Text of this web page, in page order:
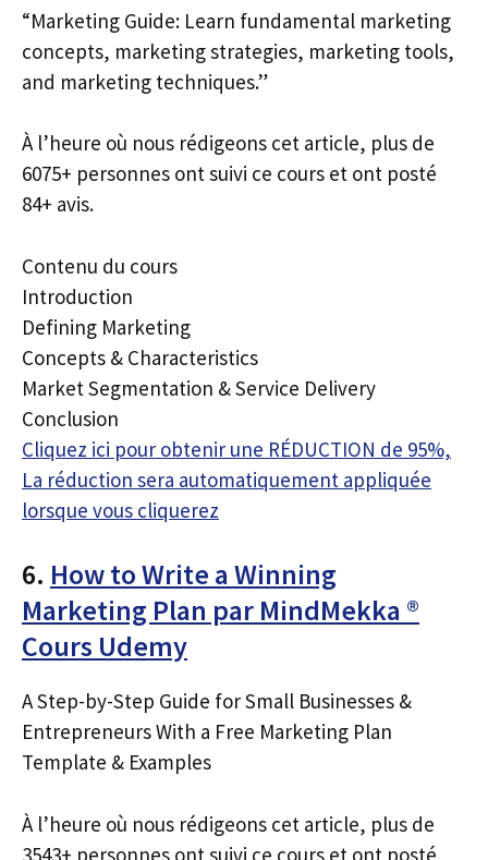
“Marketing Guide: Learn fundamental marketing
concepts, marketing strategies, marketing tools,
and marketing techniques.”
À l’heure où nous rédigeons cet article, plus de
6075+ personnes ont suivi ce cours et ont posté
84+ avis.
Contenu du cours
Introduction
Defining Marketing
Concepts & Characteristics
Market Segmentation & Service Delivery
Conclusion
Cliquez ici pour obtenir une RÉDUCTION de 95%,
La réduction sera automatiquement appliquée
lorsque vous cliquerez
6. How to Write a Winning
Marketing Plan par MindMekka ®
Cours Udemy
A Step-by-Step Guide for Small Businesses &
Entrepreneurs With a Free Marketing Plan
Template & Examples
À l’heure où nous rédigeons cet article, plus de
3543+ personnes ont suivi ce cours et ont posté